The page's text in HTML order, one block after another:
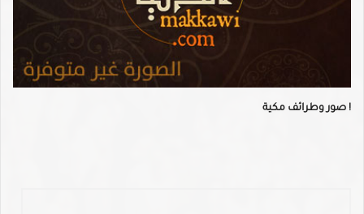
صور وطرائف مكية !